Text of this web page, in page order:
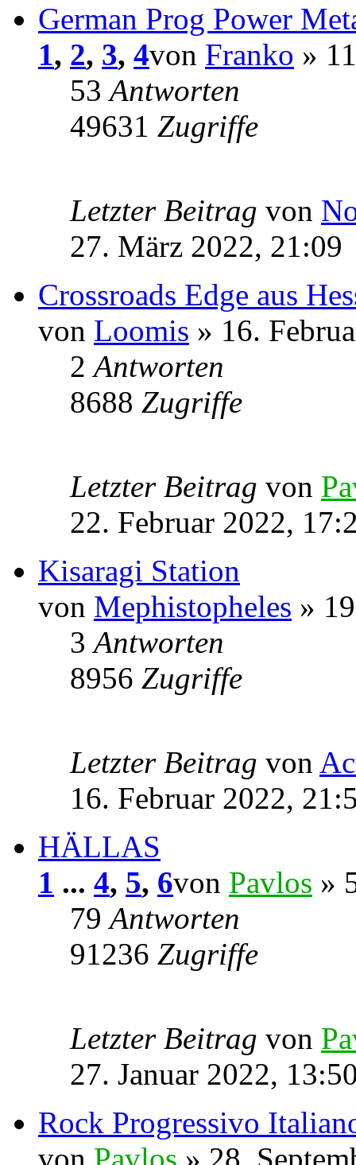
German Prog Power
1, 2, 3, 4von Franko »
53Antworten
49631 Zugriffe
Letzter Beitrag von
27. März 2022, 21:09
Crossroads Edge aus
von Loomis » 16.
2Antworten
8688 Zugriffe
Letzter Beitrag von
22. Februar 2022,
Kisaragi Station
von Mephistopheles »
3Antworten
8956 Zugriffe
Letzter Beitrag von
16. Februar 2022,
HÄLLAS
1 ... 4, 5, 6von Pavlos »
79Antworten
91236 Zugriffe
Letzter Beitrag von
27. Januar 2022,
Rock Progressivo
von Pavlos » 28.